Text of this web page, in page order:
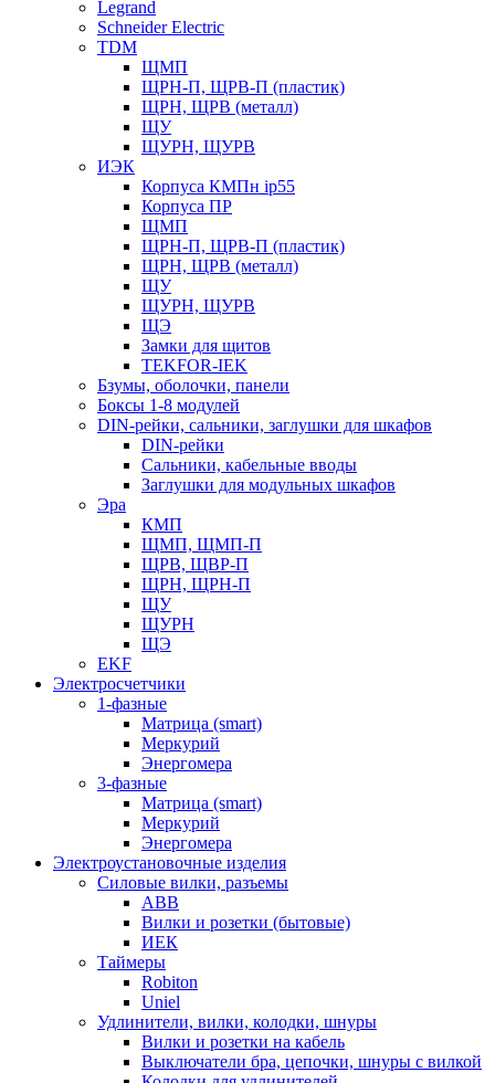
Legrand
Schneider Electric
TDM
ЩМП
ЩРН-П, ЩРВ-П (пластик)
ЩРН, ЩРВ (металл)
ЩУ
ЩУРН, ЩУРВ
ИЭК
Корпуса КМПн ip55
Корпуса ПР
ЩМП
ЩРН-П, ЩРВ-П (пластик)
ЩРН, ЩРВ (металл)
ЩУ
ЩУРН, ЩУРВ
ЩЭ
Замки для щитов
TEKFOR-IEK
Бзумы, оболочки, панели
Боксы 1-8 модулей
DIN-рейки, сальники, заглушки для шкафов
DIN-рейки
Сальники, кабельные вводы
Заглушки для модульных шкафов
Эра
КМП
ЩМП, ЩМП-П
ЩРВ, ЩВР-П
ЩРН, ЩРН-П
ЩУ
ЩУРН
ЩЭ
EKF
Электросчетчики
1-фазные
Матрица (smart)
Меркурий
Энергомера
3-фазные
Матрица (smart)
Меркурий
Энергомера
Электроустановочные изделия
Силовые вилки, разъемы
ABB
Вилки и розетки (бытовые)
ИЕК
Таймеры
Robiton
Uniel
Удлинители, вилки, колодки, шнуры
Вилки и розетки на кабель
Выключатели бра, цепочки, шнуры с вилкой